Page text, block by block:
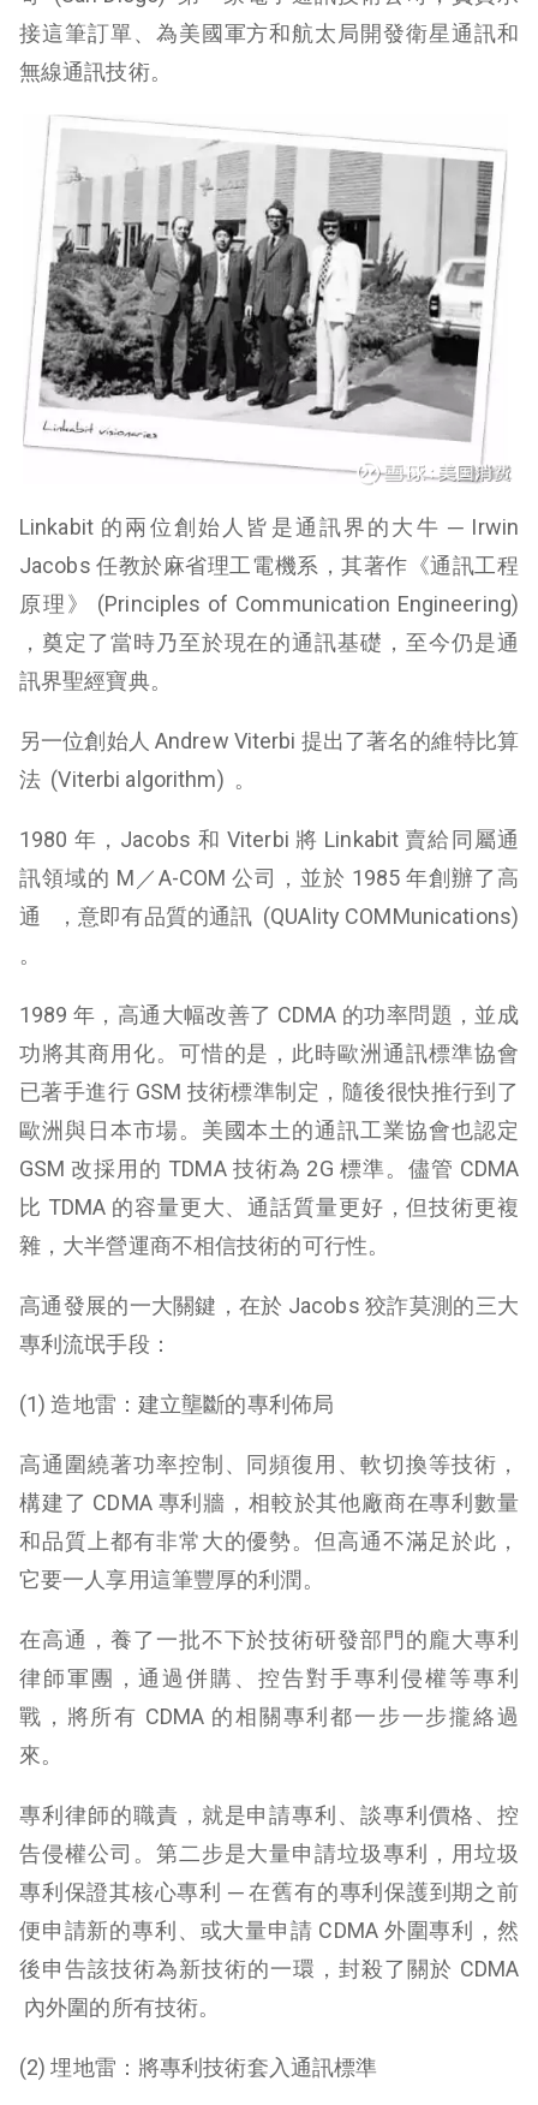
接這筆訂單、為美國軍方和航太局開發衛星通訊和
無線通訊技術。
Linkabit 的兩位創始人皆是通訊界的大牛 ─ Irwin
Jacobs 任教於麻省理工電機系，其著作《通訊工程
原理》 (Principles of Communication Engineering)
，奠定了當時乃至於現在的通訊基礎，至今仍是通
訊界聖經寶典。
另一位創始人 Andrew Viterbi 提出了著名的維特比算
法 (Viterbi algorithm) 。
1980 年，Jacobs 和 Viterbi 將 Linkabit 賣給同屬通
訊領域的 M／A-COM 公司，並於 1985 年創辦了高
通 ，意即有品質的通訊 (QUAlity COMMunications)
。
1989 年，高通大幅改善了 CDMA 的功率問題，並成
功將其商用化。可惜的是，此時歐洲通訊標準協會
已著手進行 GSM 技術標準制定，隨後很快推行到了
歐洲與日本市場。美國本土的通訊工業協會也認定
GSM 改採用的 TDMA 技術為 2G 標準。儘管 CDMA
比 TDMA 的容量更大、通話質量更好，但技術更複
雜，大半營運商不相信技術的可行性。
高通發展的一大關鍵，在於 Jacobs 狡詐莫測的三大
專利流氓手段：
(1) 造地雷：建立壟斷的專利佈局
高通圍繞著功率控制、同頻復用、軟切換等技術，
構建了 CDMA 專利牆，相較於其他廠商在專利數量
和品質上都有非常大的優勢。但高通不滿足於此，
它要一人享用這筆豐厚的利潤。
在高通，養了一批不下於技術研發部門的龐大專利
律師軍團，通過併購、控告對手專利侵權等專利
戰，將所有 CDMA 的相關專利都一步一步攏絡過
來。
專利律師的職責，就是申請專利、談專利價格、控
告侵權公司。第二步是大量申請垃圾專利，用垃圾
專利保證其核心專利 ─ 在舊有的專利保護到期之前
便申請新的專利、或大量申請 CDMA 外圍專利，然
後申告該技術為新技術的一環，封殺了關於 CDMA
內外圍的所有技術。
(2) 埋地雷：將專利技術套入通訊標準